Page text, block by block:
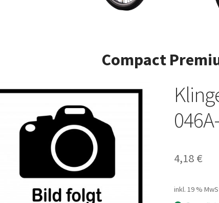
Compact
4,18 €
inkl. 19 %